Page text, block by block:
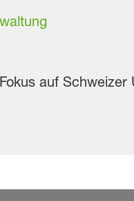
auf Schweizer